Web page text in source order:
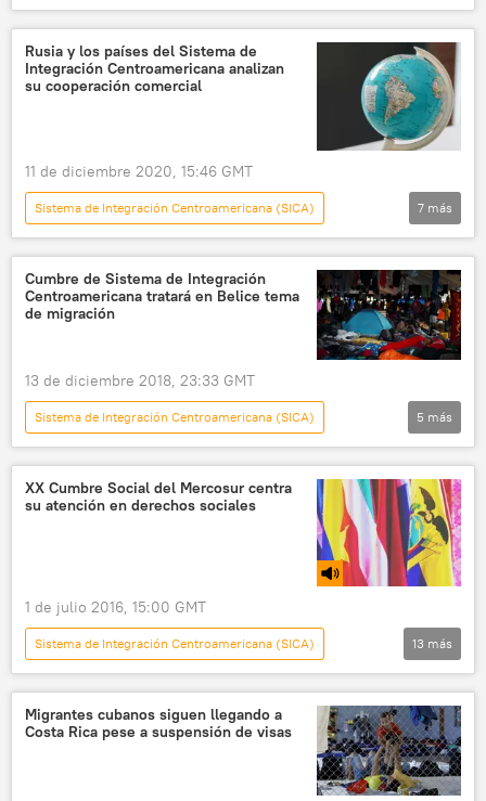
América Latina
México
EEUU
migración
Costa Rica
Rusia y los países del Sistema de
Integración Centroamericana analizan
su cooperación comercial
11 de diciembre 2020, 15:46 GMT
Sistema de Integración Centroamericana (SICA)
Economía
América Latina
Internacional
Rusia
América Central
comercio
noticias
7 más
Cumbre de Sistema de Integración
Centroamericana tratará en Belice tema
de migración
13 de diciembre 2018, 23:33 GMT
Sistema de Integración Centroamericana (SICA)
América Latina
Internacional
Belice
migración
noticias
5 más
XX Cumbre Social del Mercosur centra
su atención en derechos sociales
1 de julio 2016, 15:00 GMT
Sistema de Integración Centroamericana (SICA)
500 millones
Radio
Uruguay
Honduras
Colombia
Venezuela
Evo Morales
Michelle Obama
13 más
Migrantes cubanos siguen llegando a
Costa Rica pese a suspensión de visas